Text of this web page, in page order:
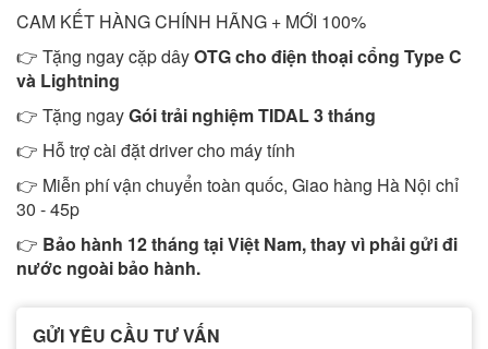
CAM KẾT HÀNG CHÍNH HÃNG + MỚI 100%
👉 Tặng ngay cặp dâyOTG cho điện thoại cổng Type C
và Lightning
👉 Tặng ngayGói trải nghiệm TIDAL 3 tháng
👉 Hỗ trợ cài đặt driver cho máy tính
👉 Miễn phí vận chuyển toàn quốc, Giao hàng Hà Nội chỉ
30 - 45p
👉 Bảo hành 12 tháng tại Việt Nam, thay vì phải gửi đi
nước ngoài bảo hành.
GỬI YÊU CẦU TƯ VẤN